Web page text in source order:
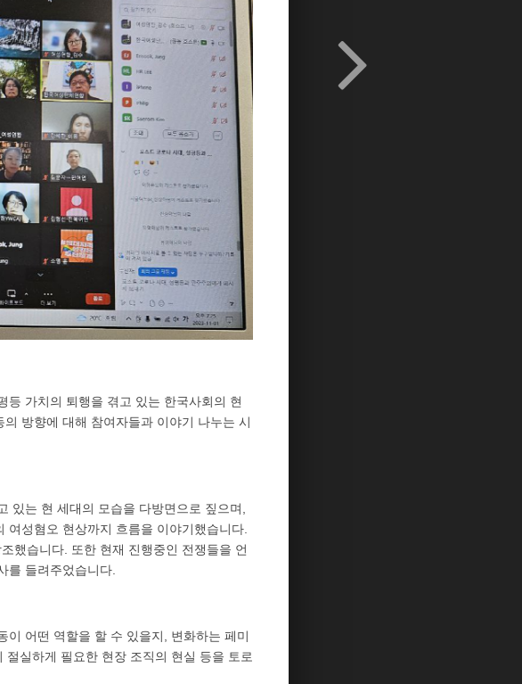
등 가치의 퇴행을 겪고 있는 한국사회의 현
방향에 대해 참여자들과 이야기 나누는 시
있는 현 세대의 모습을 다방면으로 짚으며,
성혐오 현상까지 흐름을 이야기했습니다.
했습니다. 또한 현재 진행중인 전쟁들을 언
를 들려주었습니다.
이 어떤 역할을 할 수 있을지, 변화하는 페미
실하게 필요한 현장 조직의 현실 등을 토로